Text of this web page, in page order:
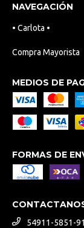
NAVEGACIÓN
• Carlota •
Compra Mayorista
MEDIOS DE
FORMAS DE
54911-5851-